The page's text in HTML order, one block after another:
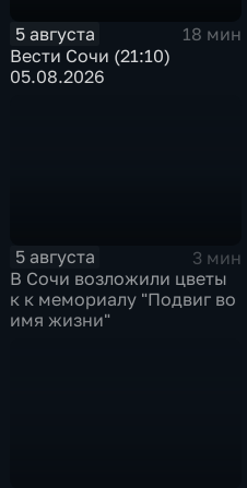
5 августа
18 мин
Вести Сочи (21:10)
05.08.2026
5 августа
3 мин
В Сочи возложили цветы
к к мемориалу "Подвиг во
имя жизни"